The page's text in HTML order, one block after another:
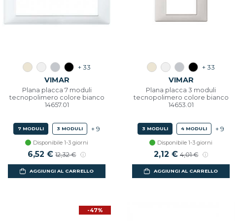
+ 33
VIMAR
Plana placca 7 moduli
tecnopolimero colore bianco
14657.01
7 MODULI 3 MODULI + 9
Disponibile 1-3 giorni
Prezzo scontato
6,52 € Prezzo di listino
12,32 €
AGGIUNGI AL CARRELLO
+ 33
VIMAR
Plana placca 3 moduli
tecnopolimero colore bianco
14653.01
3 MODULI 4 MODULI + 9
Disponibile 1-3 giorni
Prezzo scontato
2,12 € Prezzo di listino
4,01 €
AGGIUNGI AL CARRELLO
-47%